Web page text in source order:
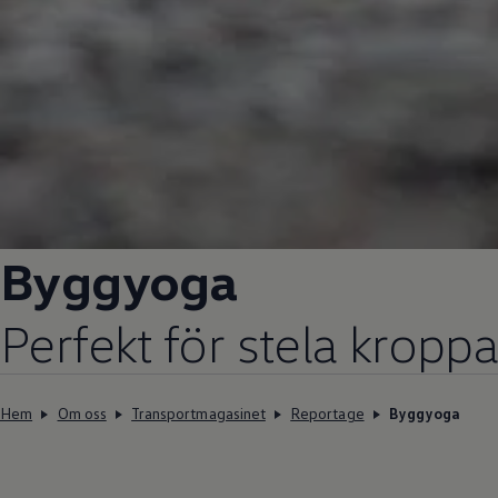
Byggyoga
Perfekt för stela
Hem Om oss Transportmagasinet Reportage Byggyoga